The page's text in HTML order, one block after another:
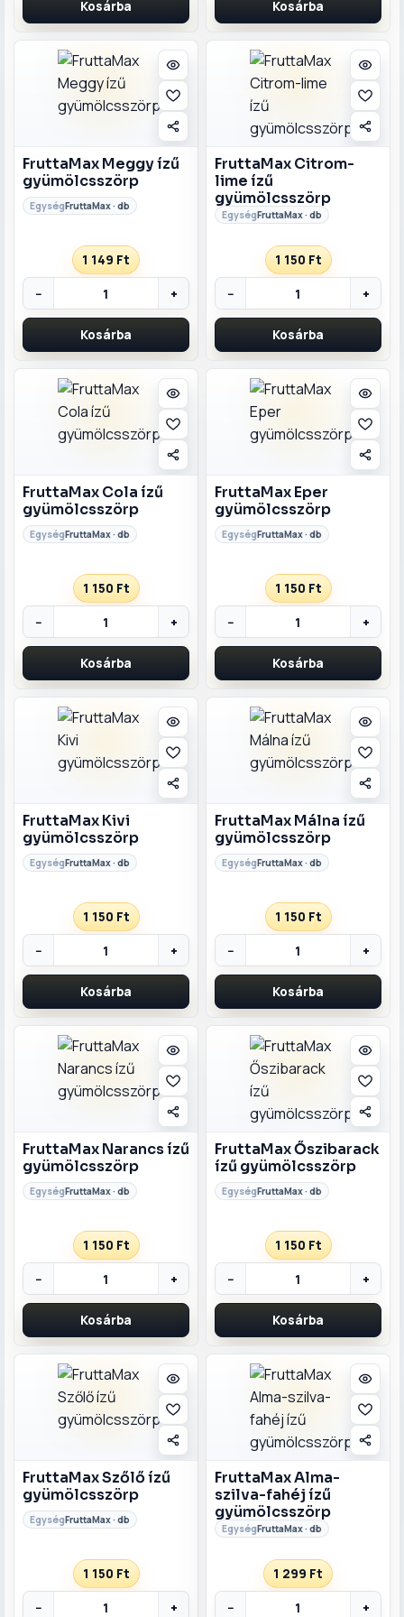
Kosárba Kosárba
FruttaMax Meggy ízű
gyümölcsszörp
FruttaMax · db
1 149 Ft
−
+
Kosárba
FruttaMax Citrom-
lime ízű
gyümölcsszörp
FruttaMax · db
1 150 Ft
−
+
Kosárba
FruttaMax Cola ízű
gyümölcsszörp
FruttaMax · db
1 150 Ft
−
+
Kosárba
FruttaMax Eper
gyümölcsszörp
FruttaMax · db
1 150 Ft
−
+
Kosárba
FruttaMax Kivi
gyümölcsszörp
FruttaMax · db
1 150 Ft
−
+
Kosárba
FruttaMax Málna ízű
gyümölcsszörp
FruttaMax · db
1 150 Ft
−
+
Kosárba
FruttaMax Narancs ízű
gyümölcsszörp
FruttaMax · db
1 150 Ft
−
+
Kosárba
FruttaMax Őszibarack
ízű gyümölcsszörp
FruttaMax · db
1 150 Ft
−
+
Kosárba
FruttaMax Szőlő ízű
gyümölcsszörp
FruttaMax · db
1 150 Ft
−
+
FruttaMax Alma-
szilva-fahéj ízű
gyümölcsszörp
FruttaMax · db
1 299 Ft
−
+